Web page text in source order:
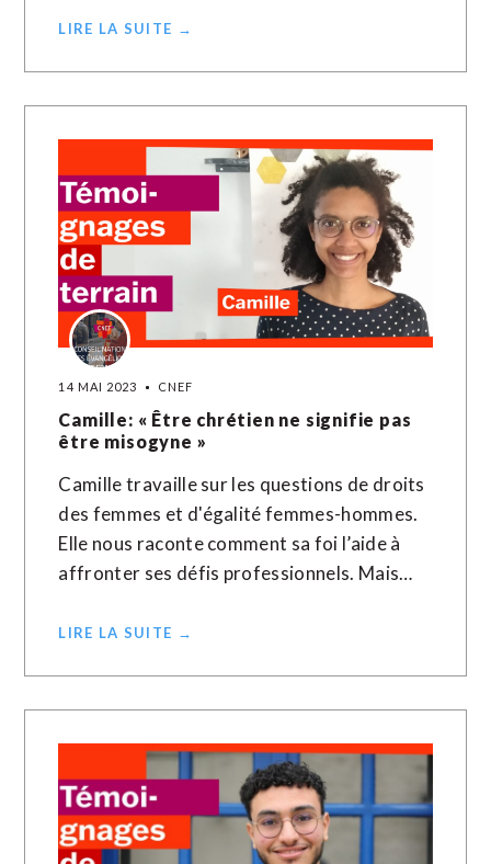
LIRE LA SUITE →
14 MAI 2023 CNEF
Camille: « Être chrétien ne signifie pas
être misogyne »
Camille travaille sur les questions de droits
des femmes et d'égalité femmes-hommes.
Elle nous raconte comment sa foi l’aide à
affronter ses défis professionnels. Mais…
LIRE LA SUITE →